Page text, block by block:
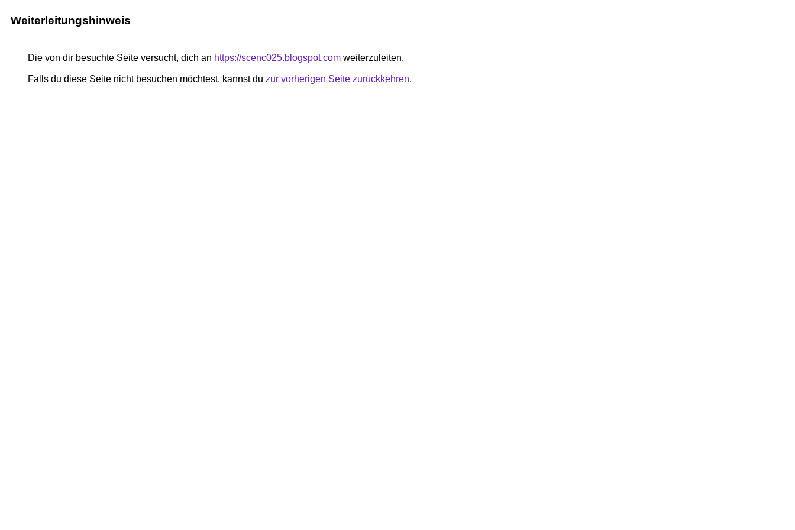
Weiterleitungshinweis
Die von dir besuchte Seite versucht, dich an https://scenc025.blogspot.com weiterzuleiten.
Falls du diese Seite nicht besuchen möchtest, kannst du zur vorherigen Seite zurückkehren.